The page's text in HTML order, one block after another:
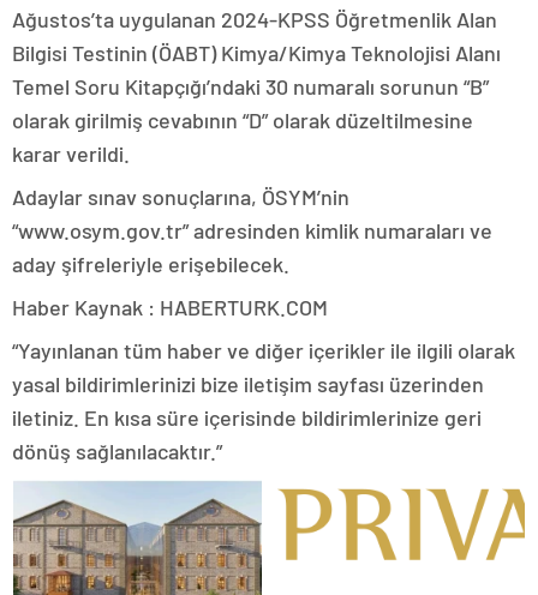
Ağustos’ta uygulanan 2024-KPSS Öğretmenlik Alan
Bilgisi Testinin (ÖABT) Kimya/Kimya Teknolojisi Alanı
Temel Soru Kitapçığı’ndaki 30 numaralı sorunun “B”
olarak girilmiş cevabının “D” olarak düzeltilmesine
karar verildi.
Adaylar sınav sonuçlarına, ÖSYM’nin
“www.osym.gov.tr” adresinden kimlik numaraları ve
aday şifreleriyle erişebilecek.
Haber Kaynak : HABERTURK.COM
“Yayınlanan tüm haber ve diğer içerikler ile ilgili olarak
yasal bildirimlerinizi bize iletişim sayfası üzerinden
iletiniz. En kısa süre içerisinde bildirimlerinize geri
dönüş sağlanılacaktır.”